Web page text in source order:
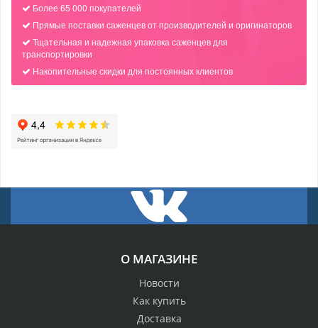
Более 65 000 покупателей
Прямые поставки саженцев от производителей и оригинаторов
Тщательная и надежная упаковка саженцев для
транспортировки
Накопительные скидки для постоянных клиентов
О МАГАЗИНЕ
Новости
Как купить
Доставка